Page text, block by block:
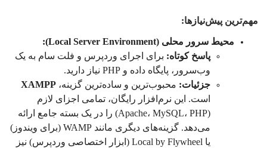
مهم‌ترین پیش‌نیازها:
محیط سرور محلی (Local Server Environment):
پاسخ کوتاه: برای اجرای وردپرس و فلت سام به یک
وب‌سرور، پایگاه داده و PHP نیاز دارید.
جزئیات: محبوب‌ترین و ساده‌ترین گزینه، XAMPP
است. این نرم‌افزار رایگان، تمامی اجزای لازم
(Apache، MySQL، PHP) را در یک بسته جامع ارائه
می‌دهد. گزینه‌های دیگری مانند WAMP (برای ویندوز)
یا Local by Flywheel (ابزار اختصاصی وردپرس) نیز